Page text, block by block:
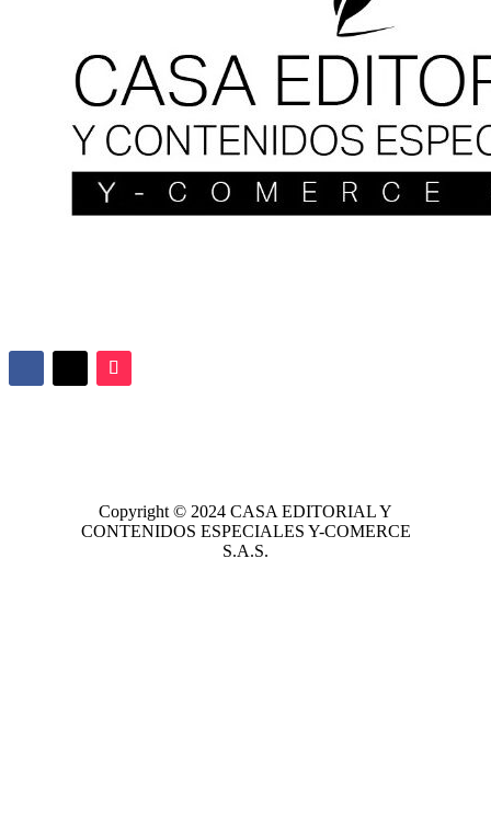
Copyright © 2024 CASA EDITORIALY
CONTENIDOS ESPECIALES Y-COMERCE
S.A.S.